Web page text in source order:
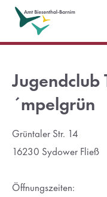
Login
Anmelden
Jugendclub
´mpelgrün
Grüntaler Str. 14
16230 Sydower Fließ
Öffnungszeiten: